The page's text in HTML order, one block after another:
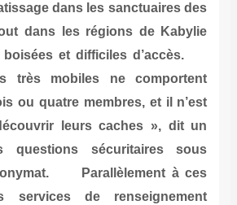
dans les sanctuaires des
dans les régions de Kabylie
boisées et difficiles d’accès.
très mobiles ne comportent
ou quatre membres, et il n’est
leurs caches », dit un
questions sécuritaires sous
Parallèlement à ces
services de renseignement